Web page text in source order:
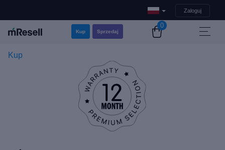
Zaloguj
Kup Sprzedaj
0
Kup